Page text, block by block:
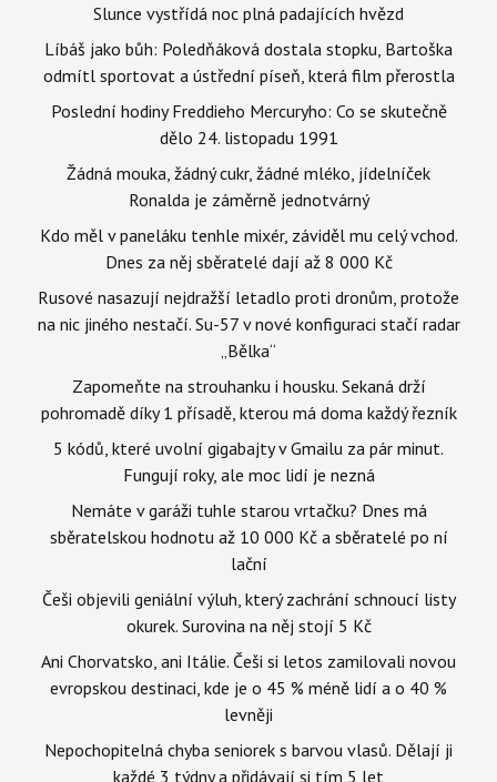
Slunce vystřídá noc plná padajících hvězd
Líbáš jako bůh: Poledňáková dostala stopku, Bartoška
odmítl sportovat a ústřední píseň, která film přerostla
Poslední hodiny Freddieho Mercuryho: Co se skutečně
dělo 24. listopadu 1991
Žádná mouka, žádný cukr, žádné mléko, jídelníček
Ronalda je záměrně jednotvárný
Kdo měl v paneláku tenhle mixér, záviděl mu celý vchod.
Dnes za něj sběratelé dají až 8 000 Kč
Rusové nasazují nejdražší letadlo proti dronům, protože
na nic jiného nestačí. Su-57 v nové konfiguraci stačí radar
„Bělka“
Zapomeňte na strouhanku i housku. Sekaná drží
pohromadě díky 1 přísadě, kterou má doma každý řezník
5 kódů, které uvolní gigabajty v Gmailu za pár minut.
Fungují roky, ale moc lidí je nezná
Nemáte v garáži tuhle starou vrtačku? Dnes má
sběratelskou hodnotu až 10 000 Kč a sběratelé po ní
lační
Češi objevili geniální výluh, který zachrání schnoucí listy
okurek. Surovina na něj stojí 5 Kč
Ani Chorvatsko, ani Itálie. Češi si letos zamilovali novou
evropskou destinaci, kde je o 45 % méně lidí a o 40 %
levněji
Nepochopitelná chyba seniorek s barvou vlasů. Dělají ji
každé 3 týdny a přidávají si tím 5 let